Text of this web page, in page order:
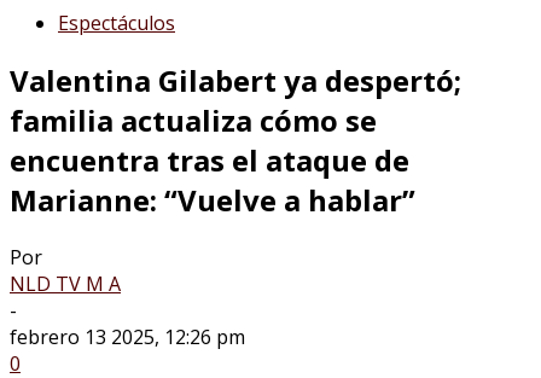
Espectáculos
Valentina Gilabert ya despertó;
familia actualiza cómo se
encuentra tras el ataque de
Marianne: “Vuelve a hablar”
Por
NLD TV M A
-
febrero 13 2025, 12:26 pm
0